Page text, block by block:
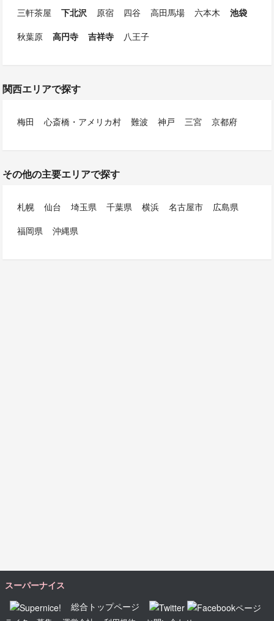
三軒茶屋 下北沢 原宿 四谷 高田馬場 六本木
池袋
秋葉原
高円寺 吉祥寺 八王子
関西エリアで探す
梅田 心斎橋・アメリカ村 難波 神戸 三宮 京都府
その他の主要エリアで探す
札幌 仙台 埼玉県 千葉県 横浜 名古屋市
広島県
福岡県
沖縄県
スーパーナイス
総合トップページ